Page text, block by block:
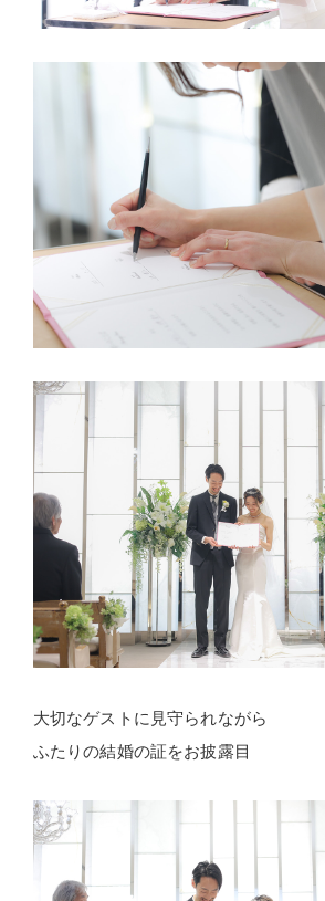
大切なゲストに見守られながら
ふたりの結婚の証をお披露目